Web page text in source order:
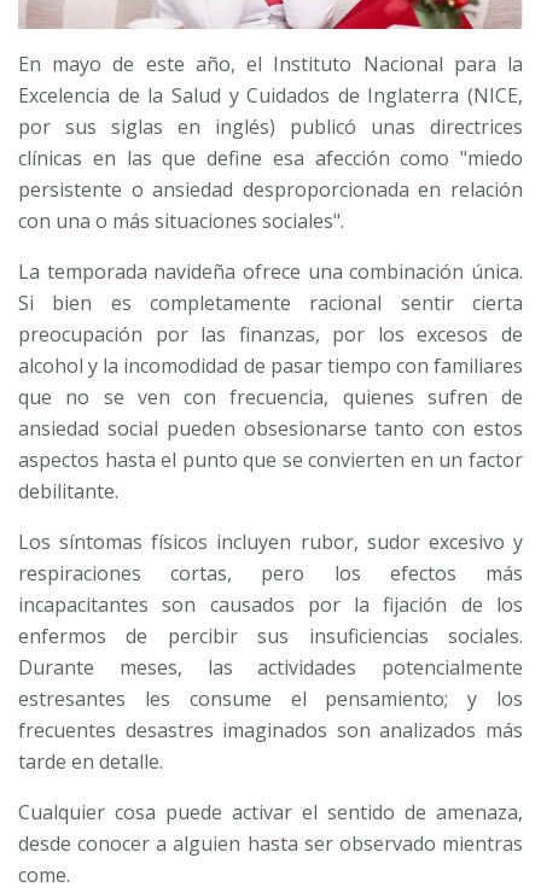
En mayo de este año, el Instituto Nacional para la
Excelencia de la Salud y Cuidados de Inglaterra (NICE,
por sus siglas en inglés) publicó unas directrices
clínicas en las que define esa afección como "miedo
persistente o ansiedad desproporcionada en relación
con una o más situaciones sociales".
La temporada navideña ofrece una combinación única.
Si bien es completamente racional sentir cierta
preocupación por las finanzas, por los excesos de
alcohol y la incomodidad de pasar tiempo con familiares
que no se ven con frecuencia, quienes sufren de
ansiedad social pueden obsesionarse tanto con estos
aspectos hasta el punto que se convierten en un factor
debilitante.
Los síntomas físicos incluyen rubor, sudor excesivo y
respiraciones cortas, pero los efectos más
incapacitantes son causados por la fijación de los
enfermos de percibir sus insuficiencias sociales.
Durante meses, las actividades potencialmente
estresantes les consume el pensamiento; y los
frecuentes desastres imaginados son analizados más
tarde en detalle.
Cualquier cosa puede activar el sentido de amenaza,
desde conocer a alguien hasta ser observado mientras
come.